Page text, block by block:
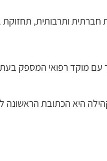
רפואיים, אפשרות לקשר 24 שעות ביממה, פעילות
עם מוקד רפואי המספק
היא הכתובת הראשונה